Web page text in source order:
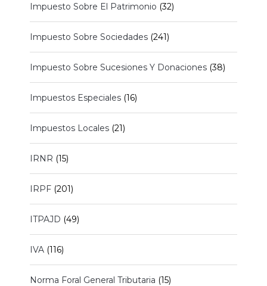
Impuesto Sobre El Patrimonio (32)
Impuesto Sobre Sociedades (241)
Impuesto Sobre Sucesiones Y Donaciones (38)
Impuestos Especiales (16)
Impuestos Locales (21)
IRNR (15)
IRPF (201)
ITPAJD (49)
IVA (116)
Norma Foral General Tributaria (15)